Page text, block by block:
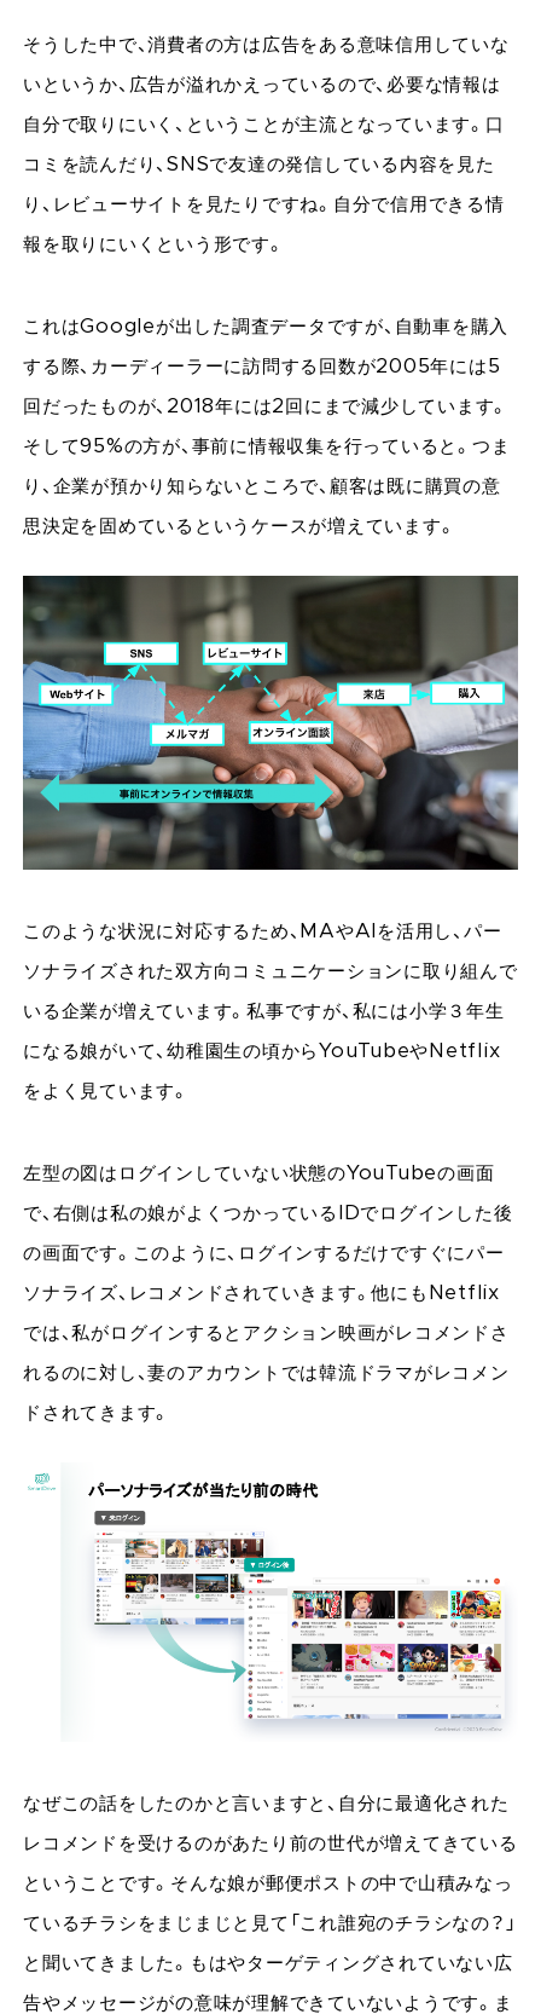
そうした中で、消費者の方は広告をある意味信用していな
いというか、広告が溢れかえっているので、必要な情報は
自分で取りにいく、ということが主流となっています。口
コミを読んだり、SNSで友達の発信している内容を見た
り、レビューサイトを見たりですね。自分で信用できる情
報を取りにいくという形です。
これはGoogleが出した調査データですが、自動車を購入
する際、カーディーラーに訪問する回数が2005年には5
回だったものが、2018年には2回にまで減少しています。
そして95%の方が、事前に情報収集を行っていると。つま
り、企業が預かり知らないところで、顧客は既に購買の意
思決定を固めているというケースが増えています。
このような状況に対応するため、MAやAIを活用し、パー
ソナライズされた双方向コミュニケーションに取り組んで
いる企業が増えています。私事ですが、私には小学３年生
になる娘がいて、幼稚園生の頃からYouTubeやNetflix
をよく見ています。
左型の図はログインしていない状態のYouTubeの画面
で、右側は私の娘がよくつかっているIDでログインした後
の画面です。このように、ログインするだけですぐにパー
ソナライズ、レコメンドされていきます。他にもNetflix
では、私がログインするとアクション映画がレコメンドさ
れるのに対し、妻のアカウントでは韓流ドラマがレコメン
ドされてきます。
なぜこの話をしたのかと言いますと、自分に最適化された
レコメンドを受けるのがあたり前の世代が増えてきている
ということです。そんな娘が郵便ポストの中で山積みなっ
ているチラシをまじまじと見て「これ誰宛のチラシなの？」
と聞いてきました。もはやターゲティングされていない広
告やメッセージがの意味が理解できていないようです。ま